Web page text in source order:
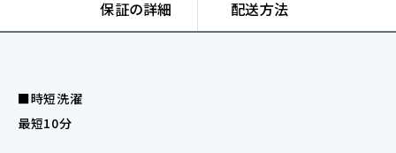
保証の詳細 配送方法
■時短洗濯
最短10分